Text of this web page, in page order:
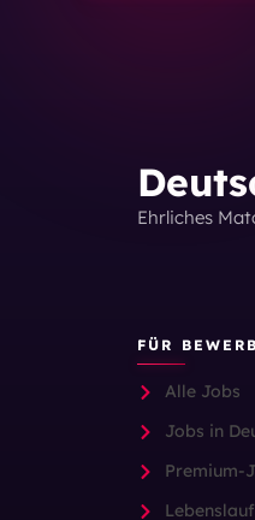
Ehrliches
FÜR
Alle Jobs
Jobs in
Premium-